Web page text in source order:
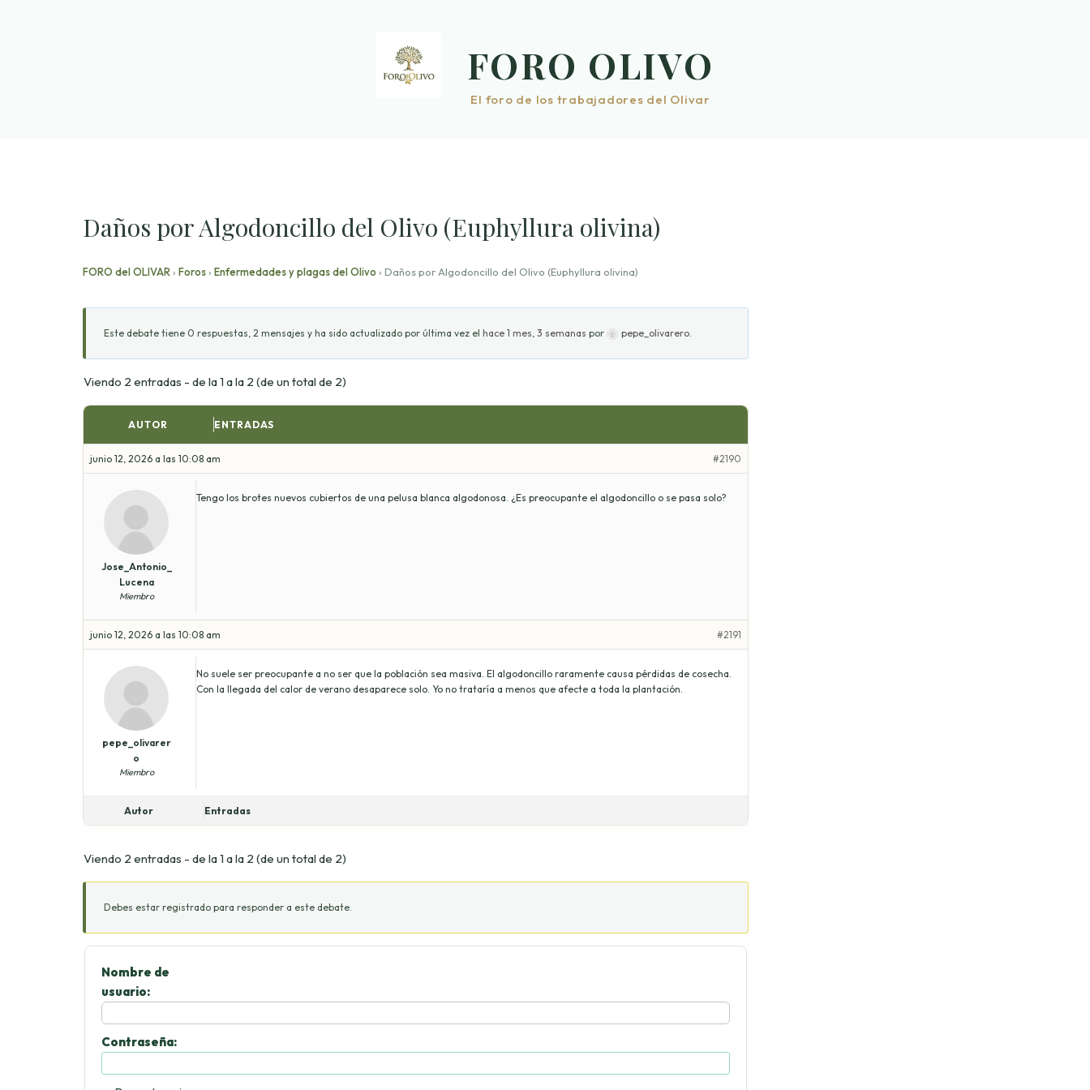
FORO OLIVO
El foro de los trabajadores del Olivar
Daños por Algodoncillo del Olivo (Euphyllura olivina)
FORO del OLIVAR › Foros › Enfermedades y plagas del Olivo › Daños por Algodoncillo del Olivo (Euphyllura olivina)
Este debate tiene 0 respuestas, 2 mensajes y ha sido actualizado por última vez el hace 1 mes, 3 semanas por pepe_olivarero.
Viendo 2 entradas - de la 1 a la 2 (de un total de 2)
AUTOR ENTRADAS
junio 12, 2026 a las 10:08 am #2190
Jose_Antonio_
Lucena
Miembro
Tengo los brotes nuevos cubiertos de una pelusa blanca algodonosa. ¿Es preocupante el algodoncillo o se pasa solo?
junio 12, 2026 a las 10:08 am #2191
pepe_olivarer
o
Miembro
No suele ser preocupante a no ser que la población sea masiva. El algodoncillo raramente causa pérdidas de cosecha.
Con la llegada del calor de verano desaparece solo. Yo no trataría a menos que afecte a toda la plantación.
Autor Entradas
Viendo 2 entradas - de la 1 a la 2 (de un total de 2)
Debes estar registrado para responder a este debate.
Nombre de
usuario:
Contraseña: